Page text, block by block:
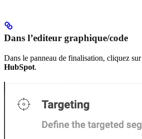
Dans l’editeur graphique/code
Dans le panneau de finalisation, cliquez sur
HubSpot.